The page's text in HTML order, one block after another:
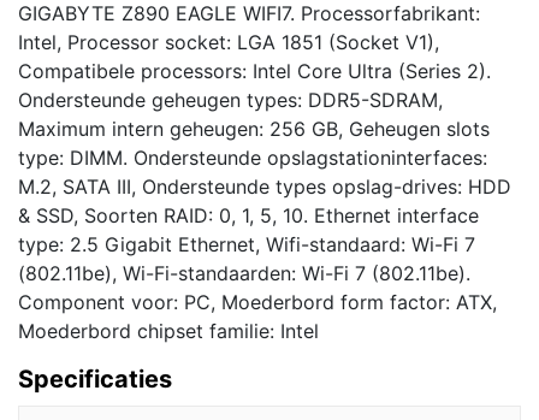
GIGABYTE Z890 EAGLE WIFI7. Processorfabrikant:
Intel, Processor socket: LGA 1851 (Socket V1),
Compatibele processors: Intel Core Ultra (Series 2).
Ondersteunde geheugen types: DDR5-SDRAM,
Maximum intern geheugen: 256 GB, Geheugen slots
type: DIMM. Ondersteunde opslagstationinterfaces:
M.2, SATA III, Ondersteunde types opslag-drives: HDD
& SSD, Soorten RAID: 0, 1, 5, 10. Ethernet interface
type: 2.5 Gigabit Ethernet, Wifi-standaard: Wi-Fi 7
(802.11be), Wi-Fi-standaarden: Wi-Fi 7 (802.11be).
Component voor: PC, Moederbord form factor: ATX,
Moederbord chipset familie: Intel
Specificaties